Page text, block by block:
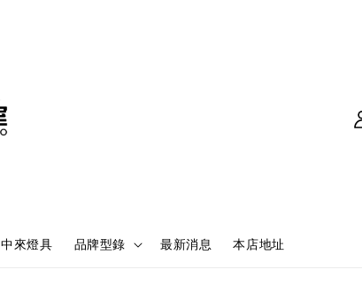
中來燈具 品牌型錄 最新消息 本店地址